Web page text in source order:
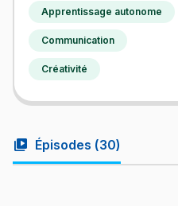
Apprentissage autonome
Communication
Créativité
video_library Épisodes (30)